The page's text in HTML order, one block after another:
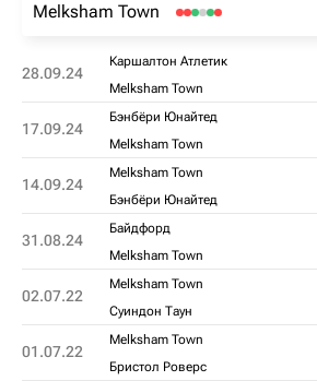
Melksham Town
28.09.24
Каршалтон Атлетик
Melksham Town
17.09.24
Бэнбёри Юнайтед
Melksham Town
14.09.24
Melksham Town
Бэнбёри Юнайтед
31.08.24
Байдфорд
Melksham Town
02.07.22
Melksham Town
Суиндон Таун
01.07.22
Melksham Town
Бристол Роверс